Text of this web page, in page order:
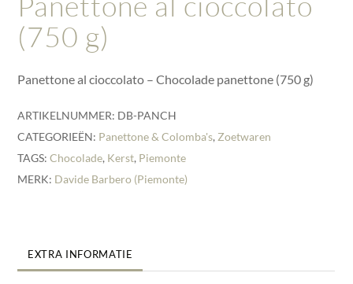
(750 g)
Panettone al cioccolato – Chocolade panettone (750 g)
ARTIKELNUMMER: DB-PANCH
CATEGORIEËN: Panettone & Colomba's, Zoetwaren
TAGS:Chocolade, Kerst, Piemonte
MERK: Davide Barbero (Piemonte)
EXTRA INFORMATIE